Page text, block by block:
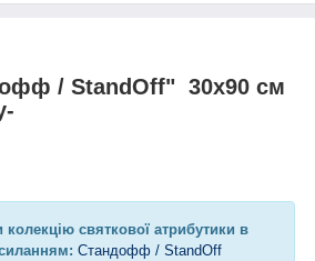
/ StandOff" 30х90 см
святкової атрибутики в
Стандофф / StandOff